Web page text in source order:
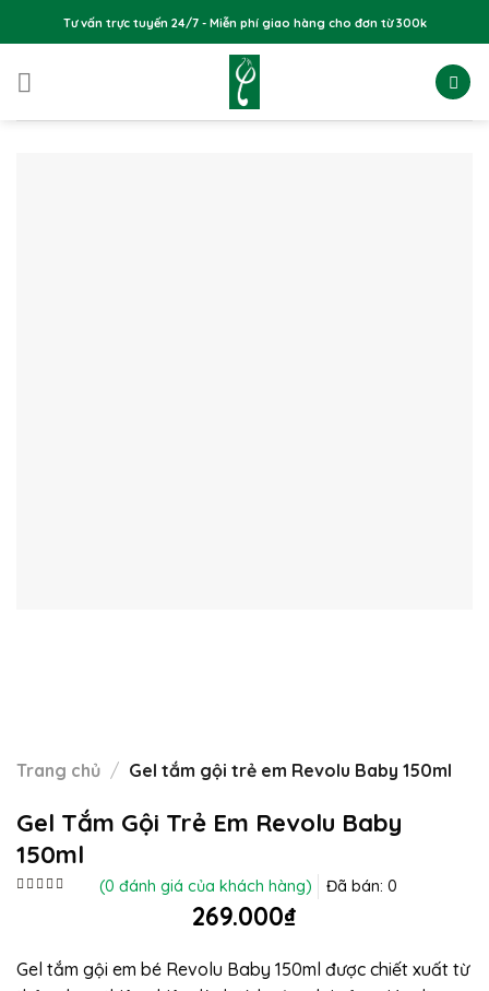
to
Tư vấn trực tuyến 24/7 - Miễn phí giao hàng cho đơn từ 300k
Trang chủ / Gel tắm gội trẻ em Revolu Baby 150ml
Gel Tắm Gội Trẻ Em Revolu Baby
150ml
sao
(0 đánh giá của khách hàng) Đã bán: 0
269.000₫
Gel tắm gội em bé Revolu Baby 150ml được chiết xuất từ